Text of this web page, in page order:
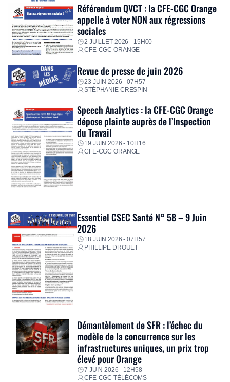
Référendum QVCT : la CFE-CGC Orange
appelle à voter NON aux régressions
sociales
2 JUILLET 2026 - 15H00
CFE-CGC ORANGE
Revue de presse de juin 2026
23 JUIN 2026 - 07H57
STÉPHANIE CRESPIN
Speech Analytics : la CFE-CGC Orange
dépose plainte auprès de l’Inspection
du Travail
19 JUIN 2026 - 10H16
CFE-CGC ORANGE
Essentiel CSEC Santé N° 58 – 9 Juin
2026
18 JUIN 2026 - 07H57
PHILLIPE DROUET
Démantèlement de SFR : l’échec du
modèle de la concurrence sur les
infrastructures uniques, un prix trop
élevé pour Orange
7 JUIN 2026 - 12H58
CFE-CGC TÉLÉCOMS